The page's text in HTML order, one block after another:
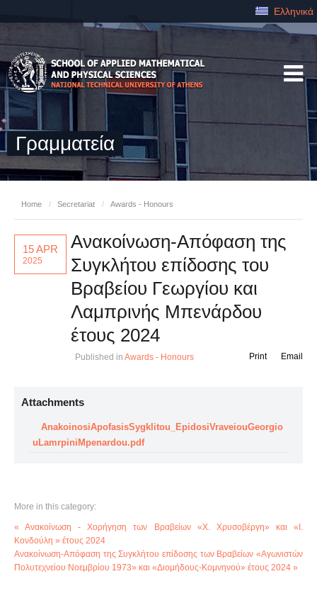
Ελληνικά
Γραμματεία
Home / Secretariat / Awards - Honours
15 APR
2025
Ανακοίνωση-Απόφαση της
Συγκλήτου επίδοσης του
Βραβείου Γεωργίου και
Λαμπρινής Μπενάρδου
έτους 2024
Published in Awards - Honours Email
Print
Attachments
AnakoinosiApofasisSygklitou_EpidosiVraveiouGeorgio
uLamrpiniMpenardou.pdf
More in this category:
« Ανακοίνωση - Χορήγηση των Βραβείων «Χ. Χρυσοβέργη» και «Ι.
Κονδούλη » έτους 2024
Ανακοίνωση-Απόφαση της Συγκλήτου επίδοσης των Βραβείων «Αγωνιστών
Πολυτεχνείου Νοεμβρίου 1973» και «Διομήδους-Κομνηνού» έτους 2024 »